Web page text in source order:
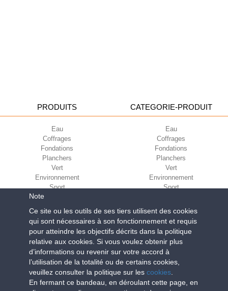
PRODUITS
Eau
Coffrages
Fondations
Planchers
Vert
Environnement
Sport
CATEGORIE-PRODUIT
Eau
Coffrages
Fondations
Planchers
Vert
Environnement
Sport
CORPORATE
Conditions d’utilisation
Conditions de vente
À propos de nous
Newsletter
Green Building Council
Geoplast S.p.A.| Via Martiri della Libertà, 6/8 - 35010 Grantorto (Padova)
Note
Ce site ou les outils de ses tiers utilisent des cookies
qui sont nécessaires à son fonctionnement et requis
pour atteindre les objectifs décrits dans la politique
relative aux cookies. Si vous voulez obtenir plus
d’informations ou revenir sur votre accord à
l’utilisation de la totalité ou de certains cookies,
veuillez consulter la politique sur les cookies
En fermant ce bandeau, en déroulant cette page, en